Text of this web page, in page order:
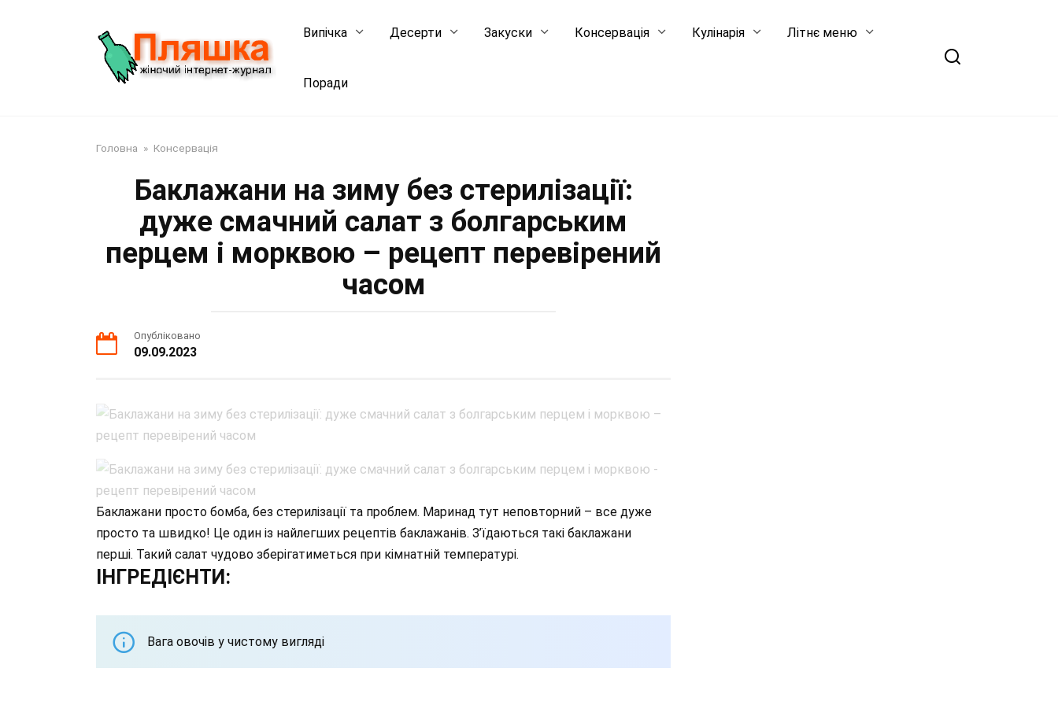
Випічка Десерти Закуски Консервація Кулінарія Літнє меню
Поради
Головна » Консервація
Баклажани на зиму без стерилізації:
дуже смачний салат з болгарським
перцем і морквою – рецепт перевірений
часом
Опубліковано
09.09.2023
Баклажани просто бомба, без стерилізації та проблем. Маринад тут неповторний – все дуже
просто та швидко! Це один із найлегших рецептів баклажанів. З’їдаються такі баклажани
перші. Такий салат чудово зберігатиметься при кімнатній температурі.
ІНГРЕДІЄНТИ:
Вага овочів у чистому вигляді